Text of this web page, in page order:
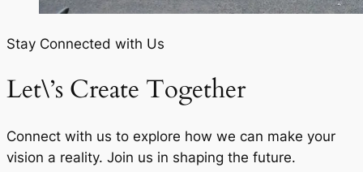
Stay Connected with Us
Let\’s Create Together
Connect with us to explore how we can make your
vision a reality. Join us in shaping the future.